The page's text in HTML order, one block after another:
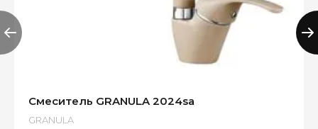
Смеситель GRANULA 2024sa
GRANULA